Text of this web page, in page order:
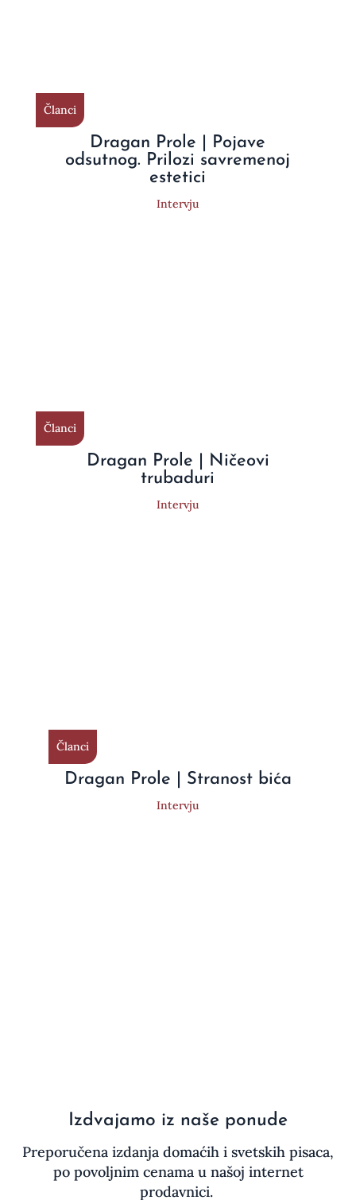
Članci
Dragan Prole | Pojave
odsutnog. Prilozi savremenoj
estetici
Intervju
Članci
Dragan Prole | Ničeovi
trubaduri
Intervju
Članci
Dragan Prole | Stranost bića
Intervju
Izdvajamo iz naše ponude
Preporučena izdanja domaćih i svetskih pisaca,
po povoljnim cenama u našoj internet
prodavnici.